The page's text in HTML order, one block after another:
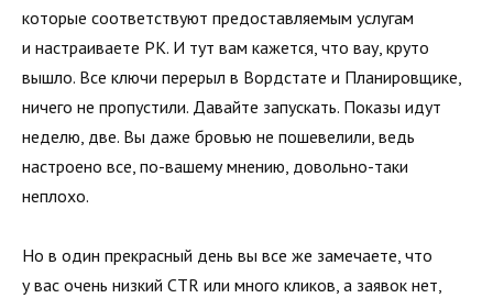
которые соответствуют предоставляемым услугам
и настраиваете РК. И тут вам кажется, что вау, круто
вышло. Все ключи перерыл в Вордстате и Планировщике,
ничего не пропустили. Давайте запускать. Показы идут
неделю, две. Вы даже бровью не пошевелили, ведь
настроено все, по-вашему мнению, довольно-таки
неплохо.
Но в один прекрасный день вы все же замечаете, что
у вас очень низкий CTR или много кликов, а заявок нет,